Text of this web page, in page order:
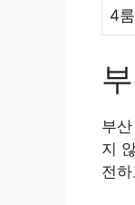
4
부
지
전